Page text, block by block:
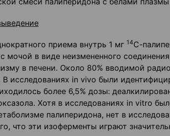
приема внутрь 1 мг 14С-
мочой в виде неизмененного
в печени. Около 80% вводимой
исследованиях in vivo были
более 6,5% дозы:
Хотя в исследованиях in vitro
палиперидона, нет в
что эти изоферменты играют